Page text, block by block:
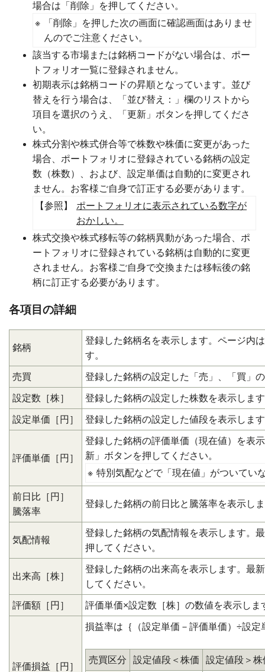
場合は「削除」を押してください。
※
「削除」を押した次の画面に確認画面はありませ
んのでご注意ください。
該当する市場または銘柄コードがない場合は、ポー
トフォリオ一覧に登録されません。
初期表示は銘柄コードの昇順となっています。並び
替えを行う場合は、「並び替え：」欄のリストから
項目を選択のうえ、「更新」ボタンを押してくださ
い。
株式分割や株式併合等で株数や株価に変更があった
場合、ポートフォリオに登録されている銘柄の設定
数（株数）、および、設定単価は自動的に変更され
ません。お客様ご自身で訂正する必要があります。
【参照】
ポートフォリオに表示されている数字が
おかしい。
株式交換や株式移転等の銘柄異動があった場合、ポ
ートフォリオに登録されている銘柄は自動的に変更
されません。お客様ご自身で交換または移転後の銘
柄に訂正する必要があります。
各項目の詳細
銘柄
登録した銘柄名を表示します。ページ内
す。
売買 登録した銘柄の設定した「売」、「買」
設定数［株］ 登録した銘柄の設定した株数を表示しま
設定単価［円］ 登録した銘柄の設定した値段を表示しま
評価単価［円］
登録した銘柄の評価単価（現在値）を表
新」ボタンを押してください。
※ 特別気配などで「現在値」がついてい
前日比［円］
騰落率
登録した銘柄の前日比と騰落率を表示し
気配情報
登録した銘柄の気配情報を表示します。
押してください。
出来高［株］
登録した銘柄の出来高を表示します。最
してください。
評価額［円］ 評価単価×設定数［株］の数値を表示しま
評価損益［円］
損益率は｛（設定単価－評価単価）÷設
売買区分 設定値段＜株価 設定値段＞株